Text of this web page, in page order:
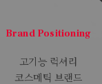
Brand Positioning
고기능 럭셔리
코스메틱 브랜드